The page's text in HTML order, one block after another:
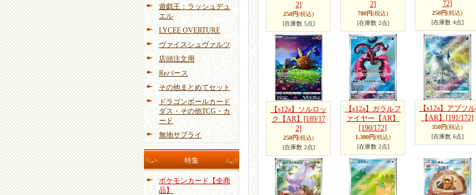
遊戯王：ラッシュデュ
エル
LYCEE OVERTURE
ヴァイスシュヴァルツ
店頭注文用
Reバース
その他まとめてセット
ドラゴンボールカード
ダス・その他TCG・カ
ード
無地サプライ
特集
ポケモンカード【全商
品】
2]
250円(税込)
[在庫数 5点]
2]
780円(税込)
[在庫数 2点]
72]
250円(税込)
[在庫数 4点]
【s12a】ソルロッ
ク【AR】
[189/17
2]
250円(税込)
[在庫数 2点]
【s12a】ガラルフ
ァイヤー【AR】
[190/172]
1,380円(税込)
[在庫数 2点]
【s12a】アブソル
【AR】
[191/172]
350円(税込)
[在庫数 6点]